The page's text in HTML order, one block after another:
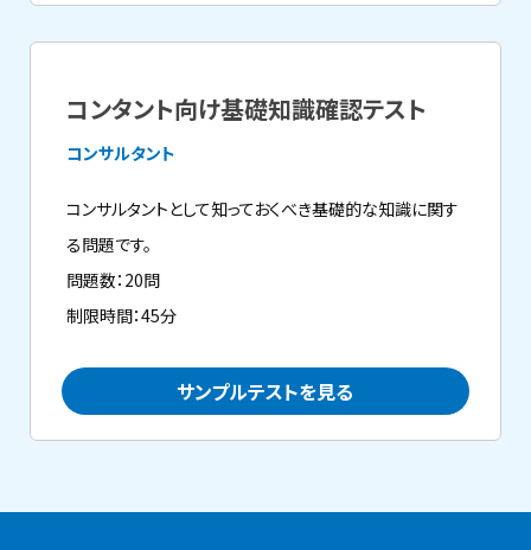
コンタント向け基礎知識確認テスト
コンサルタント
コンサルタントとして知っておくべき基礎的な知識に関す
る問題です。
問題数：20問
制限時間：45分
サンプルテストを見る